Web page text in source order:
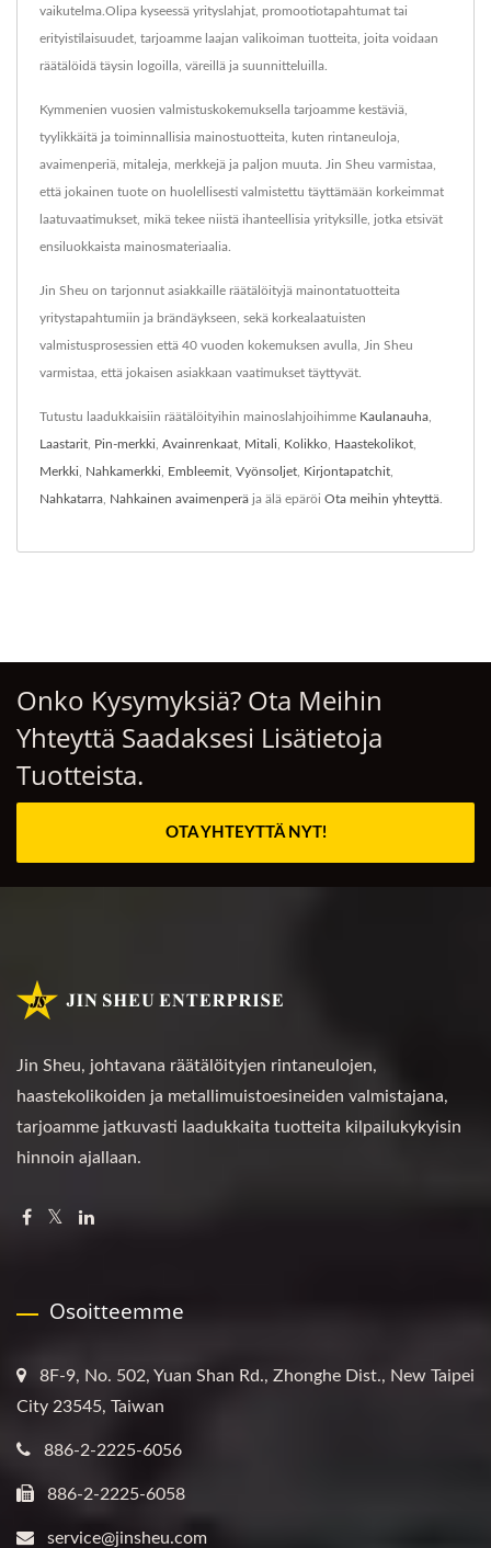
vaikutelma.Olipa kyseessä yrityslahjat, promootiotapahtumat tai
erityistilaisuudet, tarjoamme laajan valikoiman tuotteita, joita voidaan
räätälöidä täysin logoilla, väreillä ja suunnitteluilla.
Kymmenien vuosien valmistuskokemuksella tarjoamme kestäviä,
tyylikkäitä ja toiminnallisia mainostuotteita, kuten rintaneuloja,
avaimenperiä, mitaleja, merkkejä ja paljon muuta. Jin Sheu varmistaa,
että jokainen tuote on huolellisesti valmistettu täyttämään korkeimmat
laatuvaatimukset, mikä tekee niistä ihanteellisia yrityksille, jotka etsivät
ensiluokkaista mainosmateriaalia.
Jin Sheu on tarjonnut asiakkaille räätälöityjä mainontatuotteita
yritystapahtumiin ja brändäykseen, sekä korkealaatuisten
valmistusprosessien että 40 vuoden kokemuksen avulla, Jin Sheu
varmistaa, että jokaisen asiakkaan vaatimukset täyttyvät.
Tutustu laadukkaisiin räätälöityihin mainoslahjoihimme Kaulanauha
Laastarit Pin-merkki Avainrenkaat Mitali Kolikko Haastekolikot
Merkki Nahkamerkki Embleemit Vyönsoljet Kirjontapatchit
Nahkatarra Nahkainen avaimenperä ja älä epäröi Ota meihin yhteyttä
Onko Kysymyksiä? Ota Meihin
Yhteyttä Saadaksesi Lisätietoja
Tuotteista.
OTA YHTEYTTÄ NYT!
Jin Sheu, johtavana räätälöityjen rintaneulojen,
haastekolikoiden ja metallimuistoesineiden valmistajana,
tarjoamme jatkuvasti laadukkaita tuotteita kilpailukykyisin
hinnoin ajallaan.
Osoitteemme
8F-9, No. 502, Yuan Shan Rd., Zhonghe Dist., New Taipei
City 23545, Taiwan
886-2-2225-6056
886-2-2225-6058
service@jinsheu.com